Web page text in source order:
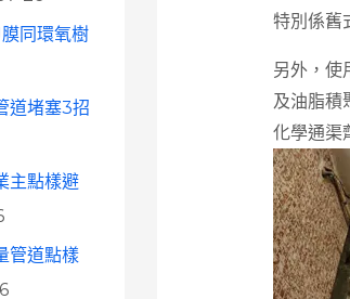
同環氧樹
道堵塞3招
主點樣避
管道點樣
特別係舊
另外，使
及油脂積
化學通渠